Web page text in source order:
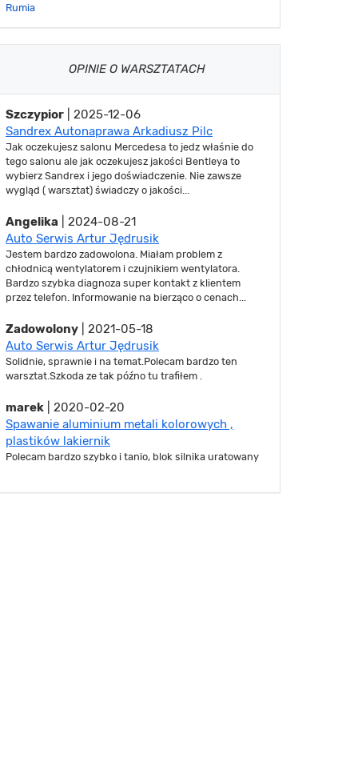
Rumia
OPINIE O WARSZTATACH
Szczypior | 2025-12-06
Sandrex Autonaprawa Arkadiusz Pilc
Jak oczekujesz salonu Mercedesa to jedz właśnie do
tego salonu ale jak oczekujesz jakości Bentleya to
wybierz Sandrex i jego doświadczenie. Nie zawsze
wygląd ( warsztat) świadczy o jakości...
Angelika | 2024-08-21
Auto Serwis Artur Jędrusik
Jestem bardzo zadowolona. Miałam problem z
chłodnicą wentylatorem i czujnikiem wentylatora.
Bardzo szybka diagnoza super kontakt z klientem
przez telefon. Informowanie na bierząco o cenach...
Zadowolony | 2021-05-18
Auto Serwis Artur Jędrusik
Solidnie, sprawnie i na temat.Polecam bardzo ten
warsztat.Szkoda ze tak późno tu trafiłem .
marek | 2020-02-20
Spawanie aluminium metali kolorowych ,
plastików lakiernik
Polecam bardzo szybko i tanio, blok silnika uratowany